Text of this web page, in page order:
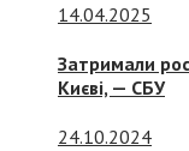
14.04.2025
Затримали
Києві, — СБУ
24.10.2024